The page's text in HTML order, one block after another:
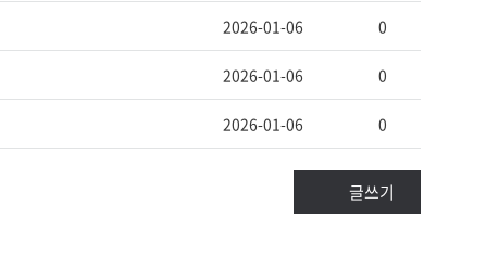
2026-01-06 0
2026-01-06 0
2026-01-06 0
글쓰기